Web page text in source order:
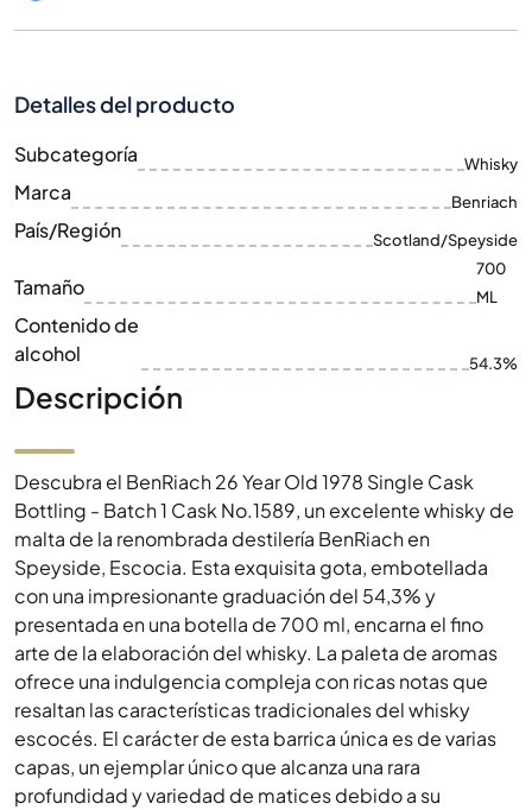
Detalles del producto
Subcategoría Whisky
Marca Benriach
País/Región Scotland/Speyside
Tamaño
700
ML
Contenido de
alcohol
54.3%
Descripción
Descubra el BenRiach 26 Year Old 1978 Single Cask
Bottling - Batch 1 Cask No.1589, un excelente whisky de
malta de la renombrada destilería BenRiach en
Speyside, Escocia. Esta exquisita gota, embotellada
con una impresionante graduación del 54,3% y
presentada en una botella de 700 ml, encarna el fino
arte de la elaboración del whisky. La paleta de aromas
ofrece una indulgencia compleja con ricas notas que
resaltan las características tradicionales del whisky
escocés. El carácter de esta barrica única es de varias
capas, un ejemplar único que alcanza una rara
profundidad y variedad de matices debido a su